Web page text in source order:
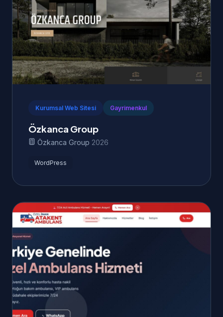
Kurumsal Web Sitesi Gayrimenkul
Özkanca Group
Özkanca Group 2026
WordPress